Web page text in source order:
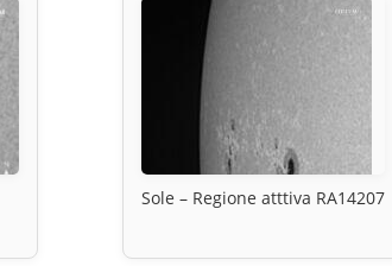
Sole – Regione atttiva RA14207